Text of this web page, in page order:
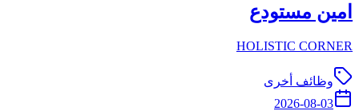
امين مستودع
HOLISTIC CORNER
وظائف أخرى
2026-08-03